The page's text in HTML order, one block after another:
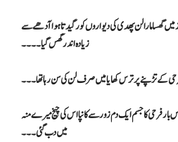
میں گھسا مارا لن پھدی کی دیواروں کو رگیدتا ہوا آدھے سے
زیادہ اندر گھس گیا۔۔۔۔
کے تڑپنے پر ترس کھایا میں صرف لن کی سن رہا تھا۔۔۔
اس بار فرحی کا جسم ایک دم زور سے کانپا اس کی چیخ میرے منہ
میں دب گئی۔۔۔